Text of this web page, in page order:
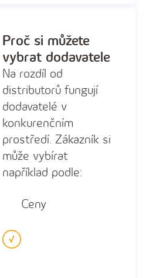
Proč si můžete
vybrat dodavatele
Na rozdíl od
distributorů fungují
dodavatelé v
konkurenčním
prostředí. Zákazník si
může vybírat
například podle:
Ceny